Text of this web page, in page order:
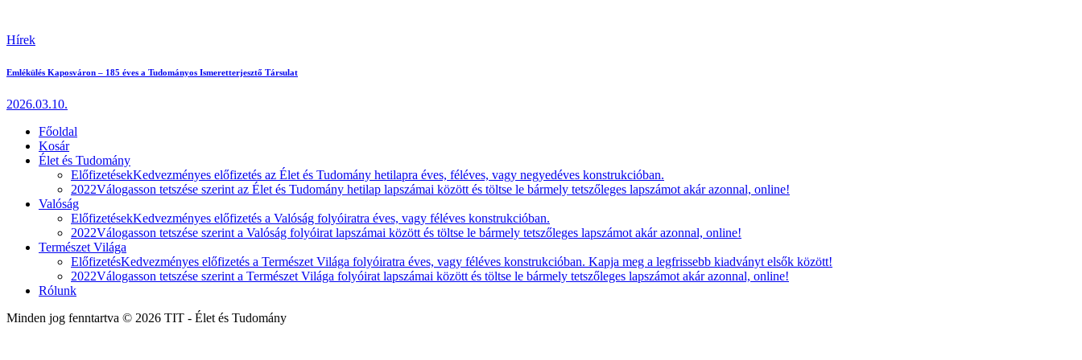
Hírek
Emlékülés Kaposváron – 185 éves a Tudományos Ismeretterjesztő Társulat
2026.03.10.
Főoldal
Kosár
Élet és Tudomány
ElőfizetésekKedvezményes előfizetés az Élet és Tudomány hetilapra éves, féléves, vagy negyedéves konstrukcióban.
2022Válogasson tetszése szerint az Élet és Tudomány hetilap lapszámai között és töltse le bármely tetszőleges lapszámot akár azonnal, online!
Valóság
ElőfizetésekKedvezményes előfizetés a Valóság folyóiratra éves, vagy féléves konstrukcióban.
2022Válogasson tetszése szerint a Valóság folyóirat lapszámai között és töltse le bármely tetszőleges lapszámot akár azonnal, online!
Természet Világa
ElőfizetésKedvezményes előfizetés a Természet Világa folyóiratra éves, vagy féléves konstrukcióban. Kapja meg a legfrissebb kiadványt elsők között!
2022Válogasson tetszése szerint a Természet Világa folyóirat lapszámai között és töltse le bármely tetszőleges lapszámot akár azonnal, online!
Rólunk
Minden jog fenntartva © 2026 TIT - Élet és Tudomány